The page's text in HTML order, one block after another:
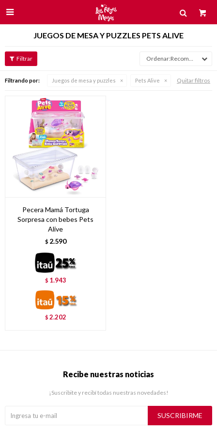

JUEGOS DE MESA Y PUZZLES PETS ALIVE
Recomendados
Filtrando por: Juegos de mesa y puzzles Pets Alive Quitar filtros
Pecera Mamá Tortuga
Sorpresa con bebes Pets
Alive
$ 2.590
$ 1.943
$2.202
Recibe nuestras noticias
¡Suscribite y recibí todas nuestras novedades!
SUSCRIBIRME